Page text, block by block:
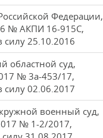
Федерации,
№ АКПИ 16-915С,
силу 25.10.2016
областной суд,
№ 3а-453/17,
силу 02.06.2017
военный суд,
№ 1-2/2017,